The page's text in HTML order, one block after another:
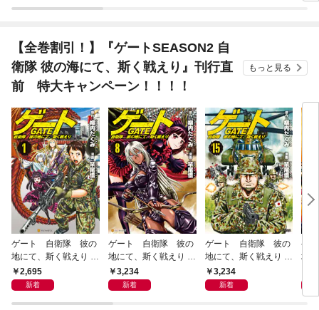
【全巻割引！】『ゲートSEASON2 自
衛隊 彼の海にて、斯く戦えり』刊行直
前 特大キャンペーン！！！！
もっと見る
ゲート 自衛隊 彼の
地にて、斯く戦えり 1
～7巻セット
2,695
新着
ゲート 自衛隊 彼の
地にて、斯く戦えり 8
～14巻セット
3,234
新着
ゲート 自衛隊 彼の
地にて、斯く戦えり 1
5～21巻セット
3,234
新着
ゲ
地